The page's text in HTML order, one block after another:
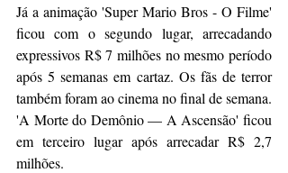
Já a animação 'Super Mario Bros - O Filme'
ficou com o segundo lugar, arrecadando
expressivos R$ 7 milhões no mesmo período
após 5 semanas em cartaz. Os fãs de terror
também foram ao cinema no final de semana.
'A Morte do Demônio — A Ascensão' ficou
em terceiro lugar após arrecadar R$ 2,7
milhões.